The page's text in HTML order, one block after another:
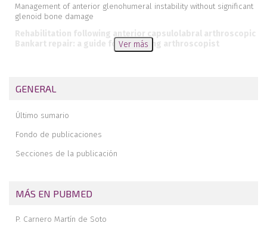
Management of anterior glenohumeral instability without significant
glenoid bone damage
Rehabilitation following anterior capsulolabral arthroscopic
Bankart repair: a guide for the young arthroscopist
Residual instability after reconstruction surgery of the anterior
Posterolateral instability of the knee following osteochondral
case report
Meso-type long portion of the biceps: normal anatomical variant
Ver más
GENERAL
Último sumario
Fondo de publicaciones
Secciones de la publicación
MÁS EN PUBMED
P. Carnero Martín de Soto